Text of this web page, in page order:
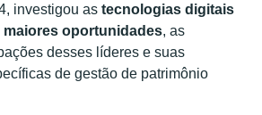
investigou as tecnologias digitais
maiores oportunidades, as
desses líderes e suas
de gestão de patrimônio